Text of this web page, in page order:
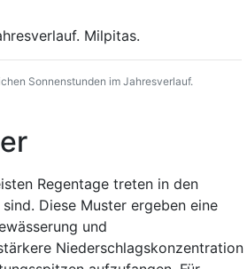
Sonnenstunden im Jahresverlauf.
Regentage treten in den
Diese Muster ergeben eine
und
Niederschlagskonzentration